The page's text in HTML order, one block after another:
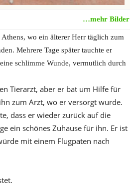
…mehr Bilder
wo ein älterer Herr täglich zum
Mehrere Tage später tauchte er
schlimme Wunde, vermutlich durch
Tierarzt, aber er bat um Hilfe für
zum Arzt, wo er versorgt wurde.
dass er wieder zurück auf die
ein schönes Zuhause für ihn. Er ist
mit einem Flugpaten nach